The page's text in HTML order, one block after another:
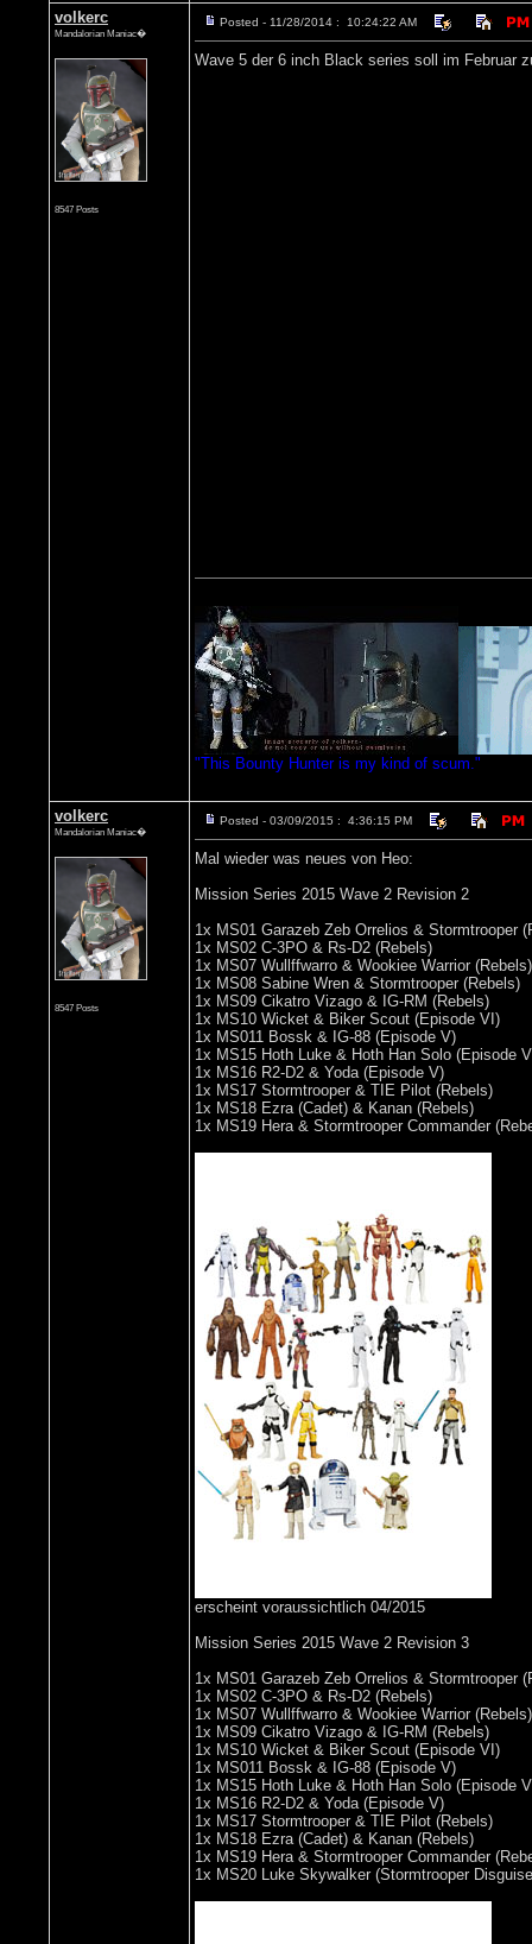
volkerc
Mandalorian Maniac�
8547 Posts
Posted - 11/28/2014 : 10:24:22 AM
Wave 5 der 6 inch Black series soll im Februar
"This Bounty Hunter is my kind of scum."
volkerc
Mandalorian Maniac�
8547 Posts
Posted - 03/09/2015 : 4:36:15 PM
Mal wieder was neues von Heo:
Mission Series 2015 Wave 2 Revision 2
1x MS01 Garazeb Zeb Orrelios & Stormtrooper
1x MS02 C-3PO & Rs-D2 (Rebels)
1x MS07 Wullffwarro & Wookiee Warrior (Rebels)
1x MS08 Sabine Wren & Stormtrooper (Rebels)
1x MS09 Cikatro Vizago & IG-RM (Rebels)
1x MS10 Wicket & Biker Scout (Episode VI)
1x MS011 Bossk & IG-88 (Episode V)
1x MS15 Hoth Luke & Hoth Han Solo (Episode
1x MS16 R2-D2 & Yoda (Episode V)
1x MS17 Stormtrooper & TIE Pilot (Rebels)
1x MS18 Ezra (Cadet) & Kanan (Rebels)
1x MS19 Hera & Stormtrooper Commander
erscheint voraussichtlich 04/2015
Mission Series 2015 Wave 2 Revision 3
1x MS01 Garazeb Zeb Orrelios & Stormtrooper
1x MS02 C-3PO & Rs-D2 (Rebels)
1x MS07 Wullffwarro & Wookiee Warrior (Rebels)
1x MS09 Cikatro Vizago & IG-RM (Rebels)
1x MS10 Wicket & Biker Scout (Episode VI)
1x MS011 Bossk & IG-88 (Episode V)
1x MS15 Hoth Luke & Hoth Han Solo (Episode
1x MS16 R2-D2 & Yoda (Episode V)
1x MS17 Stormtrooper & TIE Pilot (Rebels)
1x MS18 Ezra (Cadet) & Kanan (Rebels)
1x MS19 Hera & Stormtrooper Commander
1x MS20 Luke Skywalker (Stormtrooper